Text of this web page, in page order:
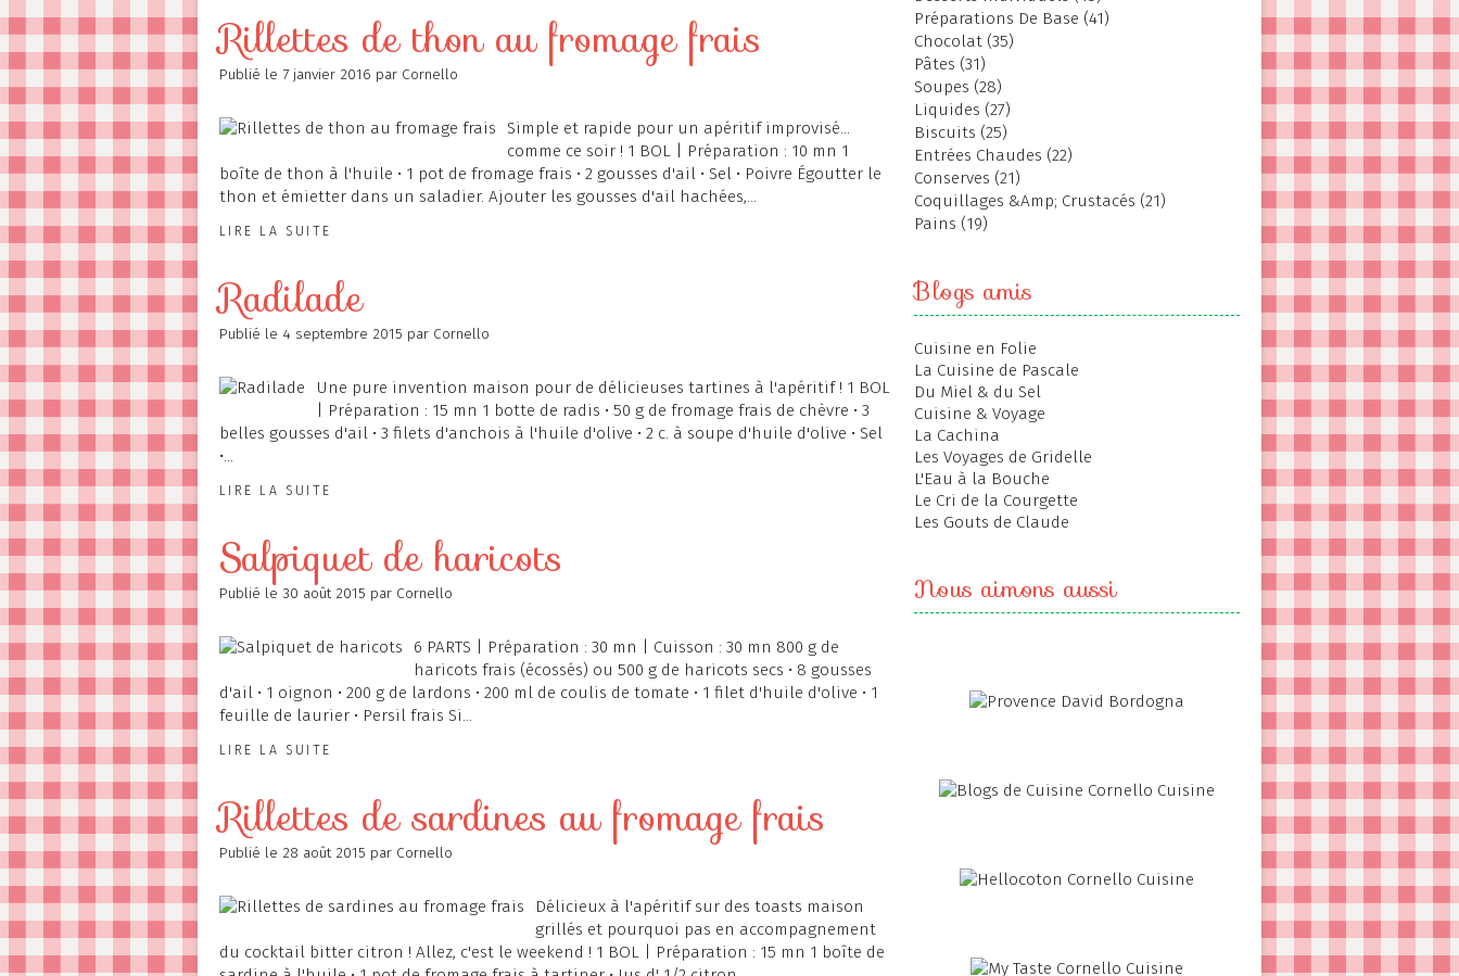
Rillettes de thon au fromage frais
Publié le 7 janvier 2016 par Cornello
Simple et rapide pour un apéritif improvisé...
comme ce soir ! 1 BOL | Préparation : 10 mn 1
boîte de thon à l'huile • 1 pot de fromage frais • 2 gousses d'ail • Sel • Poivre Égoutter le
thon et émietter dans un saladier. Ajouter les gousses d'ail hachées,...
LIRE LA SUITE
Radilade
Publié le 4 septembre 2015 par Cornello
Une pure invention maison pour de délicieuses tartines à l'apéritif ! 1 BOL
| Préparation : 15 mn 1 botte de radis • 50 g de fromage frais de chèvre • 3
belles gousses d'ail • 3 filets d'anchois à l'huile d'olive • 2 c. à soupe d'huile d'olive • Sel
•...
LIRE LA SUITE
Salpiquet de haricots
Publié le 30 août 2015 par Cornello
6 PARTS | Préparation : 30 mn | Cuisson : 30 mn 800 g de
haricots frais (écossés) ou 500 g de haricots secs • 8 gousses
d'ail • 1 oignon • 200 g de lardons • 200 ml de coulis de tomate • 1 filet d'huile d'olive • 1
feuille de laurier • Persil frais Si...
LIRE LA SUITE
Rillettes de sardines au fromage frais
Publié le 28 août 2015 par Cornello
Délicieux à l'apéritif sur des toasts maison
grillés et pourquoi pas en accompagnement
du cocktail bitter citron ! Allez, c'est le weekend ! 1 BOL | Préparation : 15 mn 1 boîte de
Préparations De Base (41)
Chocolat (35)
Pâtes (31)
Soupes (28)
Liquides (27)
Biscuits (25)
Entrées Chaudes (22)
Conserves (21)
Coquillages &Amp; Crustacés (21)
Pains (19)
Blogs amis
Cuisine en Folie
La Cuisine de Pascale
Du Miel & du Sel
Cuisine & Voyage
La Cachina
Les Voyages de Gridelle
L'Eau à la Bouche
Le Cri de la Courgette
Les Gouts de Claude
Nous aimons aussi